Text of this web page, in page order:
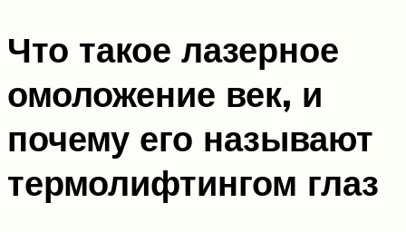
Что такое лазерное
омоложение век, и
почему его называют
термолифтингом глаз